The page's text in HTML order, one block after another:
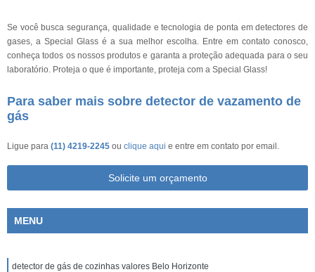
Se você busca segurança, qualidade e tecnologia de ponta em detectores de
gases, a Special Glass é a sua melhor escolha. Entre em contato conosco,
conheça todos os nossos produtos e garanta a proteção adequada para o seu
laboratório. Proteja o que é importante, proteja com a Special Glass!
Para saber mais sobre detector de vazamento de
gás
Ligue para (11) 4219-2245 ou clique aqui e entre em contato por email.
Solicite um orçamento
MENU
detector de gás de cozinhas valores Belo Horizonte